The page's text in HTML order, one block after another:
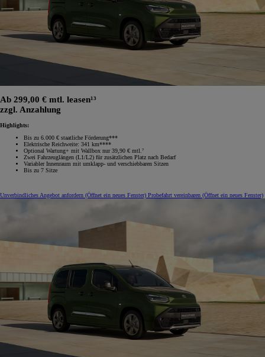
Ab 299,00 € mtl. leasen¹³
zzgl. Anzahlung
Highlights:
Bis zu 6.000 € staatliche Förderung***
Elektrische Reichweite: 341 km****
Optional Wartung+ mit Wallbox nur 39,90 € mtl.⁷
Zwei Fahrzeuglängen (L1/L2) für zusätzlichen Platz nach Bedarf
Variabler Innenraum mit umklapp‑ und verschiebbaren Sitzen
Bis zu 7 Sitze
Unverbindliches Angebot anfordern (Öffnet ein neues Fenster) Probefahrt vereinbaren (Öffnet ein neues Fenster)